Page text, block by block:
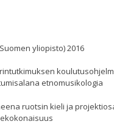
yliopisto) 2016
etnomusikologia
ruotsin kieli ja